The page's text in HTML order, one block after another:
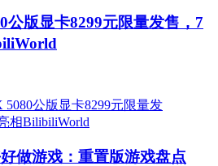
公版显卡8299元限量发售，7
做游戏：重置版游戏盘点